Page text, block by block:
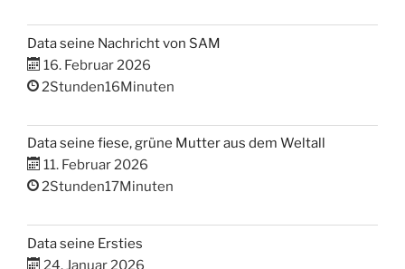
Data seine Nachricht von SAM
16. Februar 2026
2Stunden16Minuten
Data seine fiese, grüne Mutter aus dem Weltall
11. Februar 2026
2Stunden17Minuten
Data seine Ersties
24. Januar 2026